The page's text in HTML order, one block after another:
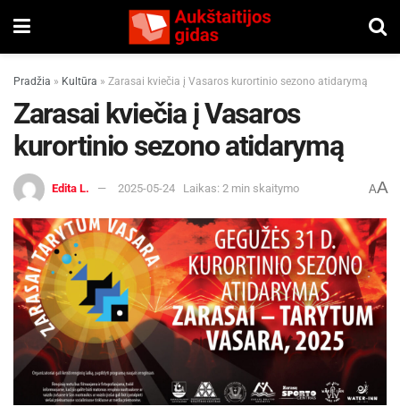
Pradžia » Kultūra » Zarasai kviečia į Vasaros kurortinio sezono atidarymą
Zarasai kviečia į Vasaros
kurortinio sezono atidarymą
Edita L. 2025-05-24 Laikas: 2 min skaitymo AA